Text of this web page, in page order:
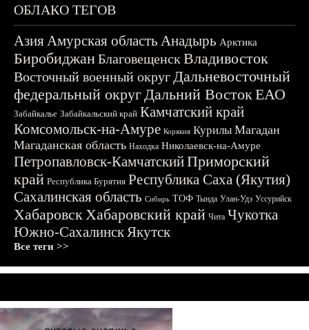
ОБЛАКО ТЕГОВ
АзияАмурская область Анадырь Арктика
БиробиджанБлаговещенскВладивосток
Восточный военный округДальневосточный
федеральный округДальний ВостокЕАО
Забайкалье Забайкальский край Камчатский край
Комсомольск-на-Амуре Корякия Курилы Магадан
Магаданская область Находка Николаевск-на-Амуре
Петропавловск-КамчатскийПриморский
край Республика Бурятия Республика Саха (Якутия)
Сахалинская область Сибирь ТОФ Тында Улан-Удэ Уссурийск
ХабаровскХабаровский край Чита Чукотка
Южно-СахалинскЯкутск
Все теги >>